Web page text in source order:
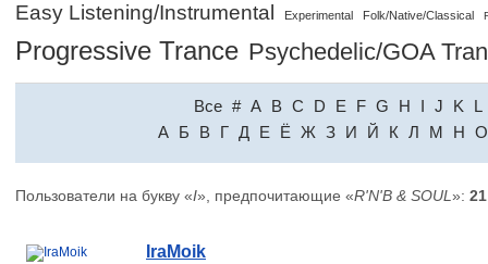
Easy Listening/Instrumental Experimental Folk/Native/Classical
Progressive Trance Psychedelic/GOA
Все # A B C D E F G H I J K
L
A Б В Г Д Е Ё Ж З И Й К Л М Н О
Пользователи на букву «I», предпочитающие «R'N'B & SOUL »: 21
IraMoik